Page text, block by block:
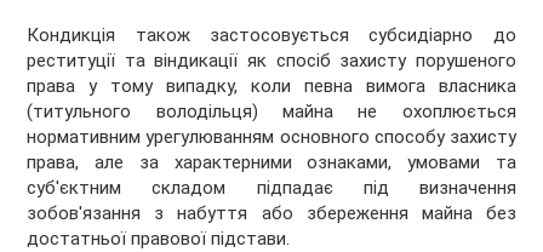
Кондикція також застосовується субсидіарно до
реституції та віндикації як спосіб захисту порушеного
права у тому випадку, коли певна вимога власника
(титульного володільця) майна не охоплюється
нормативним урегулюванням основного способу захисту
права, але за характерними ознаками, умовами та
суб'єктним складом підпадає під визначення
зобов'язання з набуття або збереження майна без
достатньої правової підстави.